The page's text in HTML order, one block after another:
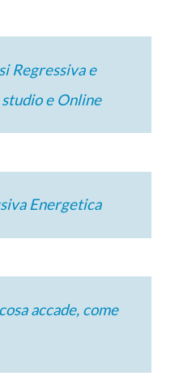
Regressiva e
e Online
Energetica
accade, come